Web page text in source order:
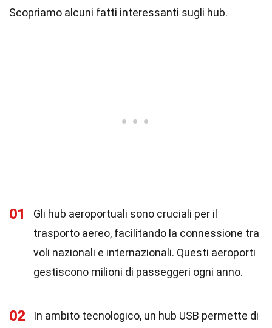
Scopriamo alcuni fatti interessanti sugli hub.
01
Gli hub aeroportuali sono cruciali per il
trasporto aereo, facilitando la connessione tra
voli nazionali e internazionali. Questi aeroporti
gestiscono milioni di passeggeri ogni anno.
02
In ambito tecnologico, un hub USB permette di